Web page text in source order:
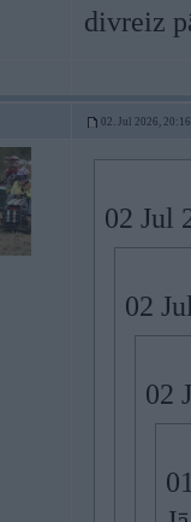
divreiz
02. Jul 2026, 20:16
02 Jul
02
02